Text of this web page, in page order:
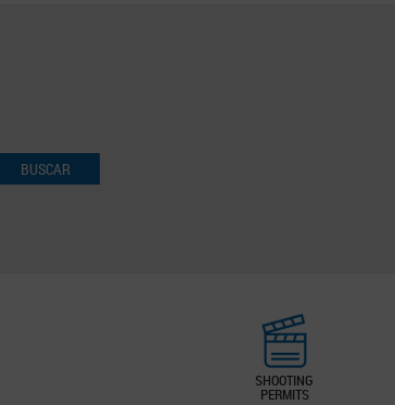
BUSCAR
SHOOTING
PERMITS